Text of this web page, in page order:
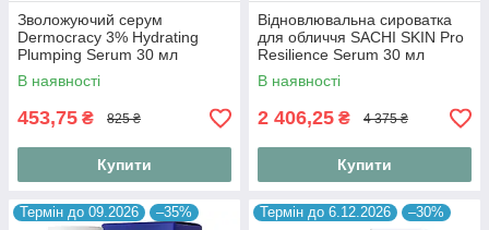
Зволожуючий серум
Dermocracy 3% Hydrating
Plumping Serum 30 мл
В наявності
453,75 ₴ 825 ₴
Купити
Відновлювальна сироватка
для обличчя SACHI SKIN Pro
Resilience Serum 30 мл
В наявності
2 406,25 ₴ 4 375 ₴
Купити
Термін до 09.2026 –35% Термін до 6.12.2026 –30%